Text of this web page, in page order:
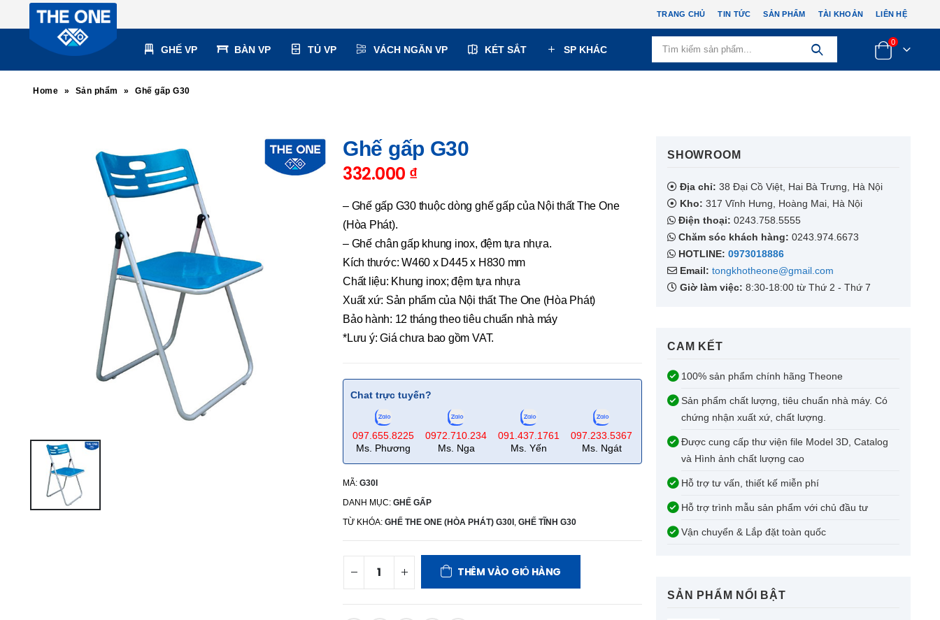
TRANG CHỦ TIN TỨC SẢN PHẨM TÀI KHOẢN LIÊN HỆ
GHẾ VP BÀN VP TỦ VP VÁCH NGĂN VP KÉT SẮT SP KHÁC
0
Home » Sản phẩm » Ghế gấp G30
Ghế gấp G30
332.000 ₫
– Ghế gấp G30 thuộc dòng ghế gấp của Nội thất The One
(Hòa Phát).
– Ghế chân gấp khung inox, đệm tựa nhựa.
Kích thước: W460 x D445 x H830 mm
Chất liệu: Khung inox; đệm tựa nhựa
Xuất xứ: Sản phẩm của Nội thất The One (Hòa Phát)
Bảo hành: 12 tháng theo tiêu chuẩn nhà máy
*Lưu ý: Giá chưa bao gồm VAT.
Chat trực tuyến?
097.655.8225
Ms. Phương
0972.710.234
Ms. Nga
091.437.1761
Ms. Yến
097.233.5367
Ms. Ngát
MÃ: G30I
DANH MỤC: GHẾ GẤP
TỪ KHÓA: GHẾ THE ONE (HÒA PHÁT) G30I GHẾ TĨNH G30
THÊM VÀO GIỎ HÀNG
SHOWROOM​
Địa chỉ: 38 Đại Cồ Việt, Hai Bà Trưng, Hà Nội
Kho: 317 Vĩnh Hưng, Hoàng Mai, Hà Nội
Điện thoại: 0243.758.5555
Chăm sóc khách hàng: 0243.974.6673
HOTLINE: 0973018886
Email: tongkhotheone@gmail.com
Giờ làm việc: 8:30-18:00 từ Thứ 2 - Thứ 7
CAM KẾT​
100% sản phẩm chính hãng Theone
Sản phẩm chất lượng, tiêu chuẩn nhà máy. Có
chứng nhận xuất xứ, chất lượng.
Được cung cấp thư viện file Model 3D, Catalog
và Hình ảnh chất lượng cao
Hỗ trợ tư vấn, thiết kế miễn phí
Hỗ trợ trình mẫu sản phẩm với chủ đầu tư
Vận chuyển & Lắp đặt toàn quốc
SẢN PHẨM NỔI BẬT